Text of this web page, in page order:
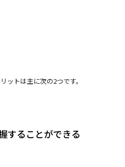
ットは主に次の2つです。
することができる